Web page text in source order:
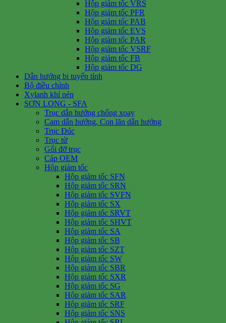
Hộp giảm tốc VRS
Hộp giảm tốc PFR
Hộp giảm tốc PAB
Hộp giảm tốc EVS
Hộp giảm tốc PAR
Hộp giảm tốc VSRF
Hộp giảm tốc FB
Hộp giảm tốc DG
Dẫn hướng bi tuyến tính
Bộ điều chỉnh
Xylanh khí nén
SƠN LONG - SFA
Trục dẫn hướng chống xoay
Cam dẫn hướng, Con lăn dẫn hướng
Trục Đúc
Trục từ
Gối đỡ trục
Cáp OEM
Hộp giảm tốc
Hộp giảm tốc SFN
Hộp giảm tốc SRN
Hộp giảm tốc SVFN
Hộp giảm tốc SX
Hộp giảm tốc SRVT
Hộp giảm tốc SHVT
Hộp giảm tốc SA
Hộp giảm tốc SB
Hộp giảm tốc SZT
Hộp giảm tốc SW
Hộp giảm tốc SBR
Hộp giảm tốc SXR
Hộp giảm tốc SG
Hộp giảm tốc SAR
Hộp giảm tốc SRF
Hộp giảm tốc SNS